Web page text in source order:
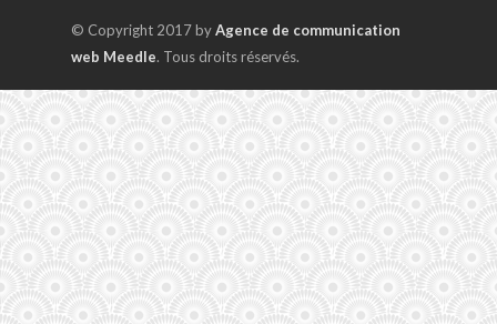
© Copyright 2017 byAgence de communication
web Meedle. Tous droits réservés.